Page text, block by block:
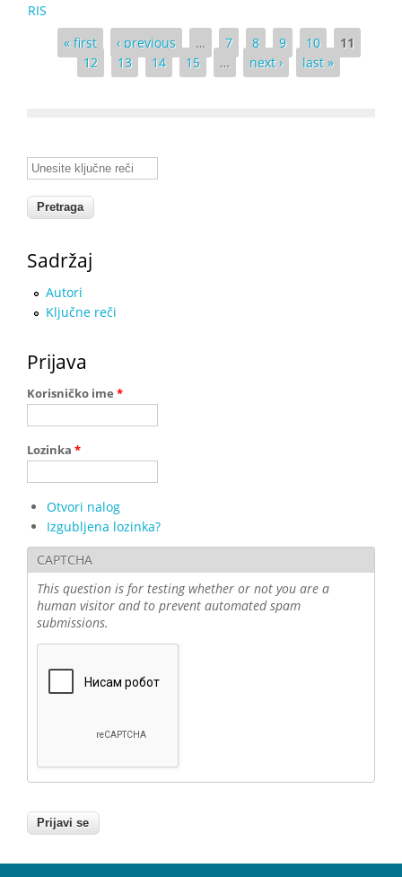
RIS
Pages« first ‹ previous … 7 8 9 10
11
12
13 14 15 … next › last »
Unesite ključne reči
Sadržaj
Autori
Ključne reči
Prijava
Korisničko ime *
Lozinka *
Otvori nalog
Izgubljena lozinka?
CAPTCHA
This question is for testing whether or not you are a
human visitor and to prevent automated spam
submissions.